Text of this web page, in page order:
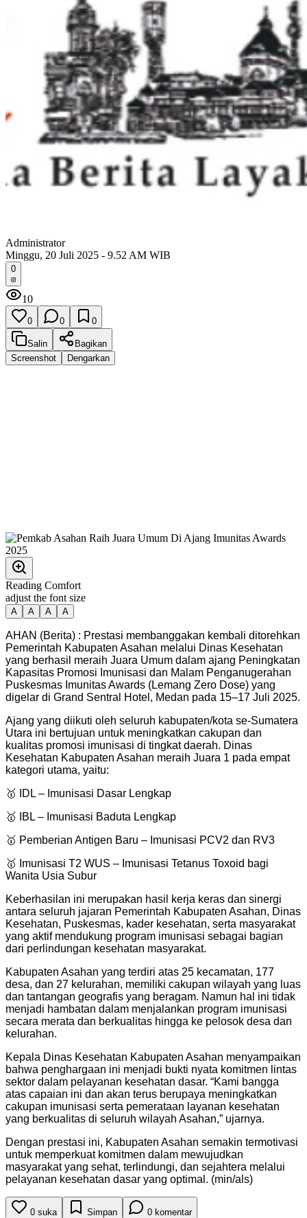
Administrator
Minggu, 20 Juli 2025 - 9.52 AM WIB
0
10
0 0 0
Salin
Bagikan
Screenshot
Dengarkan
Reading Comfort
adjust the font size
A A A A
AHAN (Berita) : Prestasi membanggakan kembali ditorehkan
Pemerintah Kabupaten Asahan melalui Dinas Kesehatan
yang berhasil meraih Juara Umum dalam ajang Peningkatan
Kapasitas Promosi Imunisasi dan Malam Penganugerahan
Puskesmas Imunitas Awards (Lemang Zero Dose) yang
digelar di Grand Sentral Hotel, Medan pada 15–17 Juli 2025.
Ajang yang diikuti oleh seluruh kabupaten/kota se-Sumatera
Utara ini bertujuan untuk meningkatkan cakupan dan
kualitas promosi imunisasi di tingkat daerah. Dinas
Kesehatan Kabupaten Asahan meraih Juara 1 pada empat
kategori utama, yaitu:
🥇 IDL – Imunisasi Dasar Lengkap
🥇 IBL – Imunisasi Baduta Lengkap
🥇 Pemberian Antigen Baru – Imunisasi PCV2 dan RV3
🥇 Imunisasi T2 WUS – Imunisasi Tetanus Toxoid bagi
Wanita Usia Subur
Keberhasilan ini merupakan hasil kerja keras dan sinergi
antara seluruh jajaran Pemerintah Kabupaten Asahan, Dinas
Kesehatan, Puskesmas, kader kesehatan, serta masyarakat
yang aktif mendukung program imunisasi sebagai bagian
dari perlindungan kesehatan masyarakat.
Kabupaten Asahan yang terdiri atas 25 kecamatan, 177
desa, dan 27 kelurahan, memiliki cakupan wilayah yang luas
dan tantangan geografis yang beragam. Namun hal ini tidak
menjadi hambatan dalam menjalankan program imunisasi
secara merata dan berkualitas hingga ke pelosok desa dan
kelurahan.
Kepala Dinas Kesehatan Kabupaten Asahan menyampaikan
bahwa penghargaan ini menjadi bukti nyata komitmen lintas
sektor dalam pelayanan kesehatan dasar. “Kami bangga
atas capaian ini dan akan terus berupaya meningkatkan
cakupan imunisasi serta pemerataan layanan kesehatan
yang berkualitas di seluruh wilayah Asahan,” ujarnya.
Dengan prestasi ini, Kabupaten Asahan semakin termotivasi
untuk memperkuat komitmen dalam mewujudkan
masyarakat yang sehat, terlindungi, dan sejahtera melalui
pelayanan kesehatan dasar yang optimal. (min/als)
0 suka Simpan 0 komentar